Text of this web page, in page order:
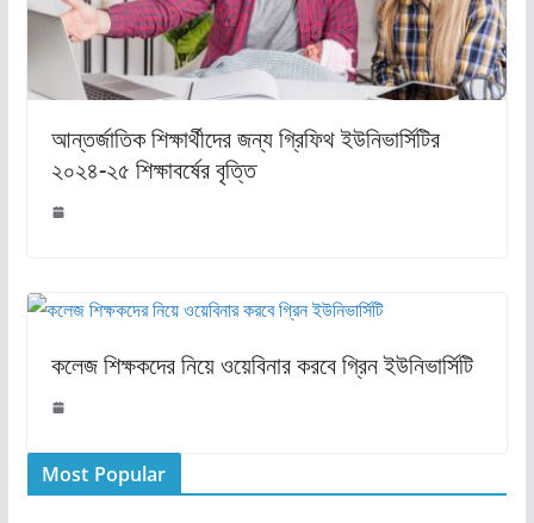
আন্তর্জাতিক শিক্ষার্থীদের জন্য গ্রিফিথ ইউনিভার্সিটির
২০২৪-২৫ শিক্ষাবর্ষের বৃত্তি
কলেজ শিক্ষকদের নিয়ে ওয়েবিনার করবে গ্রিন ইউনিভার্সিটি
Most Popular